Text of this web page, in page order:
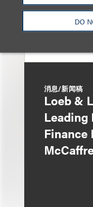
DO
消息/新闻稿
Loeb &
Leading
Finance